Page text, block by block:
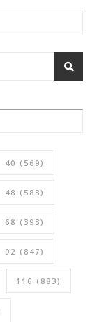
40 (569)
48 (583)
68 (393)
92 (847)
116 (883)